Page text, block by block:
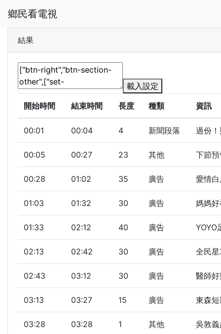
鄉民看電視
結果
載入設定
開始時間
結束時間 長度 種類 資訊
00:01 00:04 4 新聞段落 過份
00:05 00:27 23 其他 下節
00:28 01:02 35 廣告 愛情
01:03 01:32 30 廣告 媽媽
01:33 02:12 40 廣告 YOYO
02:13 02:42 30 廣告 全民
02:43 03:12 30 廣告 醫師
03:13 03:27 15 廣告 東森
03:28 03:28 1 其他 吳敦